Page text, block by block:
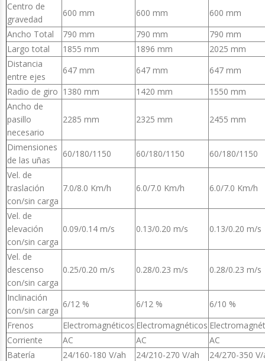
Centro de
gravedad
600 mm 600 mm
600 mm
Ancho Total
790 mm 790 mm
790 mm
Largo total
1855 mm 1896 mm
2025 mm
Distancia
entre ejes
647 mm 647 mm
647 mm
Radio de giro 1380 mm 1420 mm
1550 mm
Ancho de
pasillo
necesario
2285 mm 2325 mm 2455 mm
Dimensiones
de las uñas
60/180/1150 60/180/1150
60/180/1150
Vel. de
traslación
con/sin carga
7.0/8.0 Km/h 6.0/7.0 Km/h 6.0/7.0 Km/h
Vel. de
elevación
con/sin carga
0.09/0.14 m/s 0.13/0.20 m/s 0.13/0.20 m/s
Vel. de
descenso
con/sin carga
0.25/0.20 m/s 0.28/0.23 m/s 0.28/0.23 m/s
Inclinación
con/sin carga
6/12 % 6/12 %
6/10 %
Frenos
Electromagnéticos Electromagnéticos
Corriente
AC AC
AC
Batería
24/160-180 V/ah 24/210-270 V/ah
24/270-350